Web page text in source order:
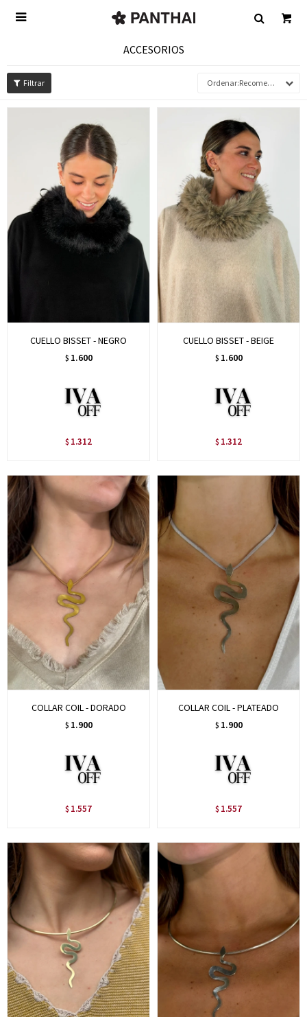

ACCESORIOS
Recomendados
CUELLO BISSET - NEGRO
$ 1.600
$ 1.312
CUELLO BISSET - BEIGE
$ 1.600
$ 1.312
COLLAR COIL - DORADO
$ 1.900
$ 1.557
COLLAR COIL - PLATEADO
$ 1.900
$ 1.557